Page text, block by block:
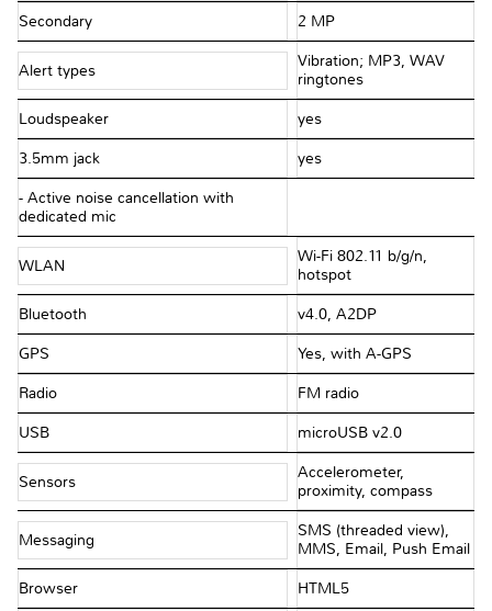
Secondary 2 MP
Alert types
Vibration; MP3, WAV
ringtones
Loudspeaker yes
3.5mm jack yes
- Active noise cancellation with
dedicated mic
WLAN
Wi-Fi 802.11 b/g/n,
hotspot
Bluetooth v4.0, A2DP
GPS Yes, with A-GPS
Radio FM radio
USB microUSB v2.0
Sensors
Accelerometer,
proximity, compass
Messaging
SMS (threaded view),
MMS, Email, Push Email
Browser HTML5